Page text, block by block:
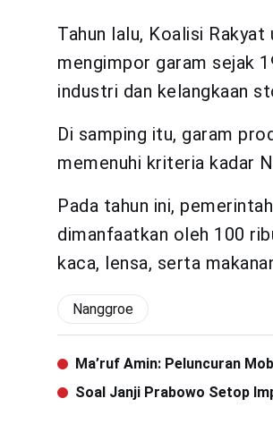
Tahun lalu, Koalisi
mengimpor garam sejak
industri dan kelangkaan
Di samping itu, garam
memenuhi kriteria kadar
Pada tahun ini,
dimanfaatkan oleh 100
kaca, lensa, serta
Nanggroe
Ma’ruf Amin: Peluncuran
Soal Janji Prabowo Setop